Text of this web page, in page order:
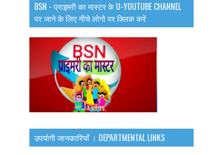
BSN - प्राइमरी का मास्टर के U-YOUTUBE CHANNEL
पर जाने के लिए नीचे लोगो पर क्लिक करें
उपयोगी जानकारियाँ । DEPARTMENTAL LINKS